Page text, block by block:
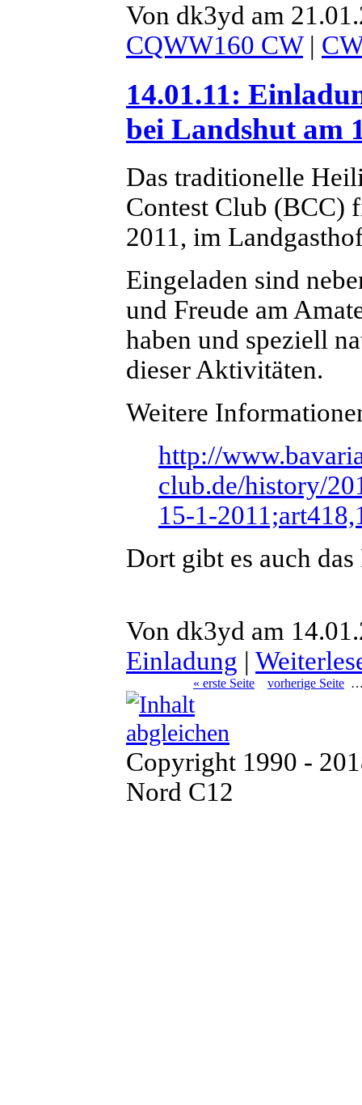
Von dk3yd am
CQWW160 CW|
14.01.11:
bei Landshut am
Das traditionelle
Contest Club (BCC)
2011, im
Eingeladen sind
und Freude am
haben und speziell
dieser Aktivitäten.
Weitere
http://
club.de/history/
15-1-
Dort gibt es auch
Von dk3yd am
Einladung |
« erste Seite vorherige Seite
Copyright 1990 -
Nord C12